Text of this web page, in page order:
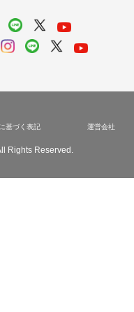
Rights Reserved.
基づく表記 運営会社